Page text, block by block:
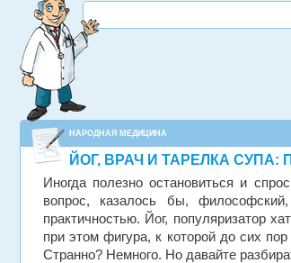
НАРОДНАЯ МЕДИЦИНА
ЙОГ, ВРАЧ И ТАРЕЛКА
Иногда полезно остановиться и
вопрос, казалось бы,
практичностью. Йог, популяризатор
при этом фигура, к которой до сих
Странно? Немного. Но давайте